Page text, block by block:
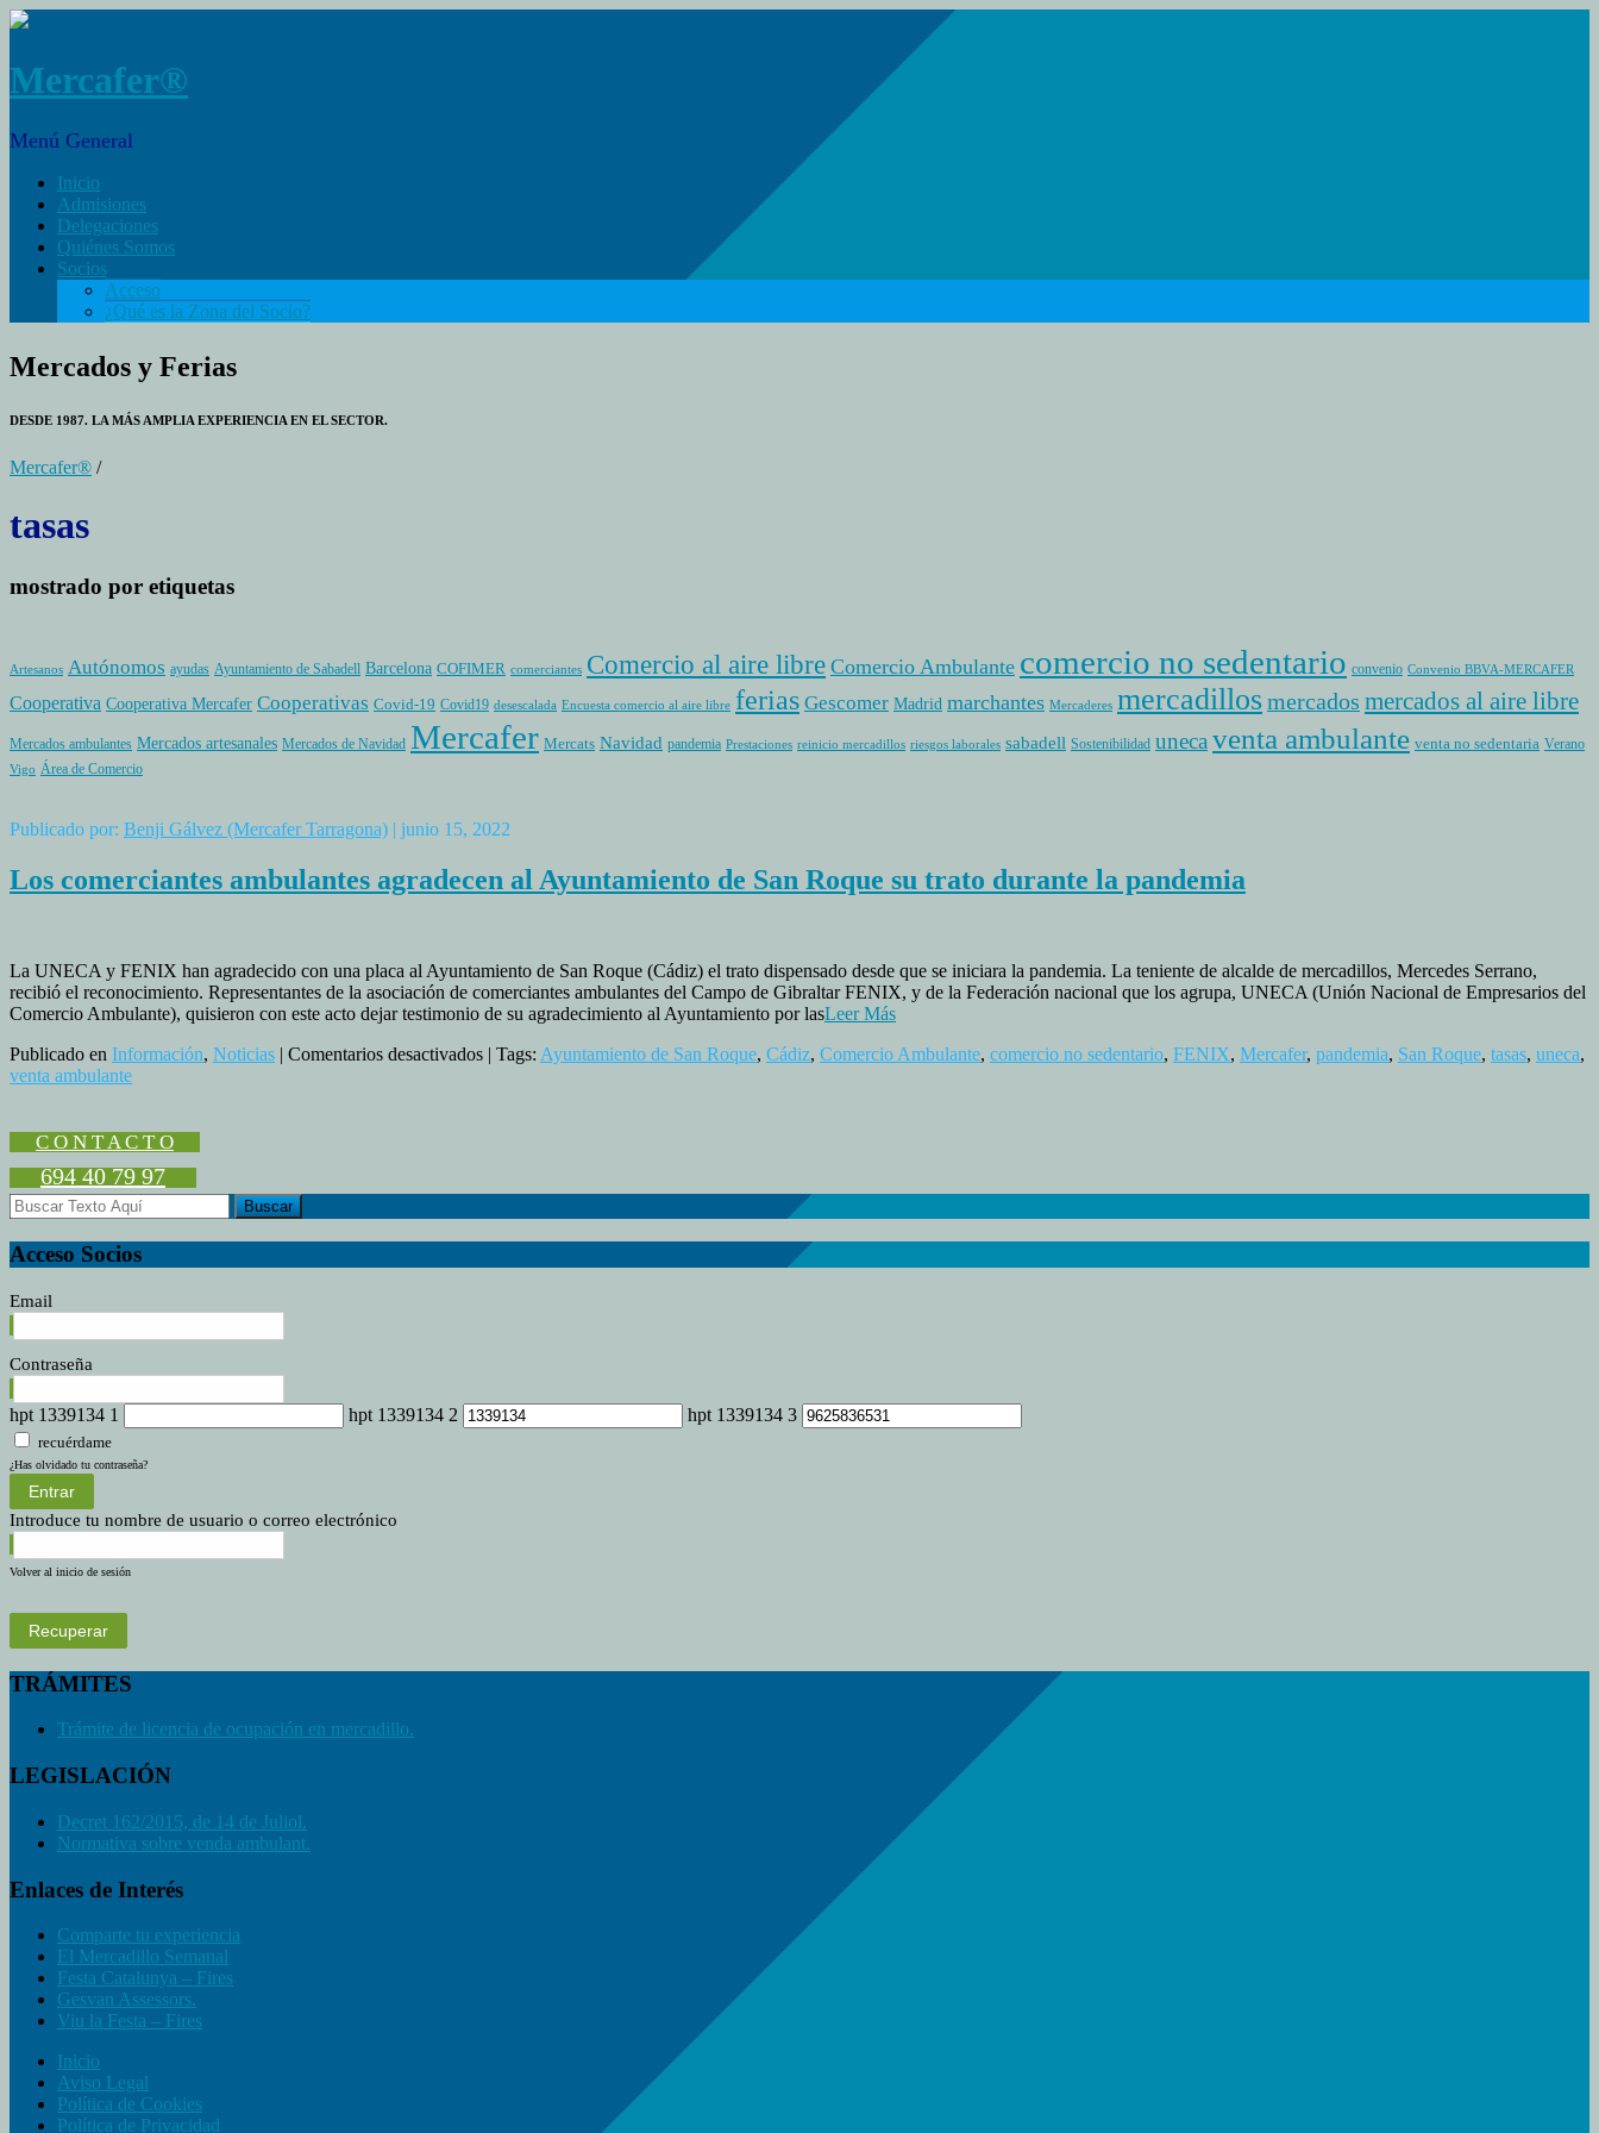
Mercafer®
Menú General
Inicio
Admisiones
Delegaciones
Quiénes Somos
Socios
Acceso
¿Qué es la Zona del Socio?
Mercados y Ferias
DESDE 1987. LA MÁS AMPLIA EXPERIENCIA EN EL SECTOR.
Mercafer® /
tasas
mostrado por etiquetas
Artesanos Autónomos ayudas Ayuntamiento de Sabadell Barcelona COFIMER comerciantes Comercio al aire libre Comercio Ambulante comercio no sedentario convenio Convenio BBVA-MERCAFER
Cooperativa Cooperativa Mercafer Cooperativas Covid-19 Covid19 desescalada Encuesta comercio al aire libre ferias Gescomer Madrid marchantes Mercaderes mercadillosmercados mercados al aire libre
Mercados ambulantes Mercados artesanales Mercados de Navidad Mercafer Mercats Navidad pandemia Prestaciones reinicio mercadillos riesgos laborales sabadell Sostenibilidad unecaventa ambulante venta no sedentaria Verano
Vigo Área de Comercio
Publicado por: Benji Gálvez (Mercafer Tarragona) | junio 15, 2022
Los comerciantes ambulantes agradecen al Ayuntamiento de San Roque su trato durante la pandemia
La UNECA y FENIX han agradecido con una placa al Ayuntamiento de San Roque (Cádiz) el trato dispensado desde que se iniciara la pandemia. La teniente de alcalde de mercadillos, Mercedes Serrano,
recibió el reconocimiento. Representantes de la asociación de comerciantes ambulantes del Campo de Gibraltar FENIX, y de la Federación nacional que los agrupa, UNECA (Unión Nacional de Empresarios del
Comercio Ambulante), quisieron con este acto dejar testimonio de su agradecimiento al Ayuntamiento por lasLeer Más
Publicado en Información, Noticias | Comentarios desactivadosen
San
Roque
su
| Tags: Ayuntamiento de San Roque, Cádiz, Comercio Ambulante, comercio no sedentario, FENIX, Mercafer, pandemia, San Roque, tasas, uneca,
venta ambulante
C O N T A C T O
694 40 79 97
Acceso Socios
Email
Contraseña
hpt 1339134 1 hpt 1339134 2 hpt 1339134 3
recuérdame
¿Has olvidado tu contraseña?
Entrar
Introduce tu nombre de usuario o correo electrónico
Volver al inicio de sesión
Recuperar
TRÁMITES
Trámite de licencia de ocupación en mercadillo.
LEGISLACIÓN
Decret 162/2015, de 14 de Juliol.
Normativa sobre venda ambulant.
Enlaces de Interés
Comparte tu experiencia
El Mercadillo Semanal
Festa Catalunya – Fires
Gesvan Assessors.
Viu la Festa – Fires
Inicio
Aviso Legal
Política de Cookies
Política de Privacidad